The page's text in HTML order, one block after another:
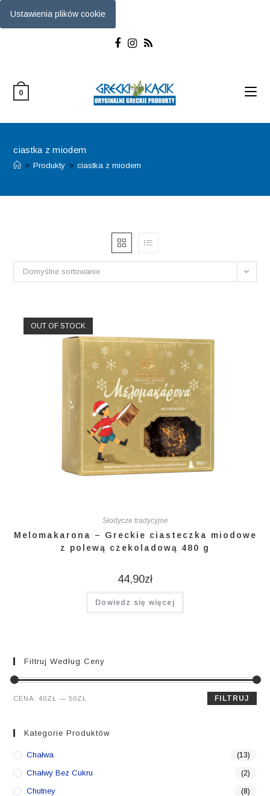
Ustawienia plików cookie
0
ciastka z miodem
> Produkty > ciastka z miodem
Domyślne sortowanie
OUT OF STOCK
Słodycze tradycyjne
Melomakarona – Greckie ciasteczka miodowe
z polewą czekoladową 480 g
44,90zł
Dowiedz się więcej
Filtruj Według Ceny
Cena
Cena
FILTRUJ
CENA:40ZŁ —50ZŁ
Kategorie Produktów
Chałwa (13)
Chałwy Bez Cukru (2)
Chutney (8)